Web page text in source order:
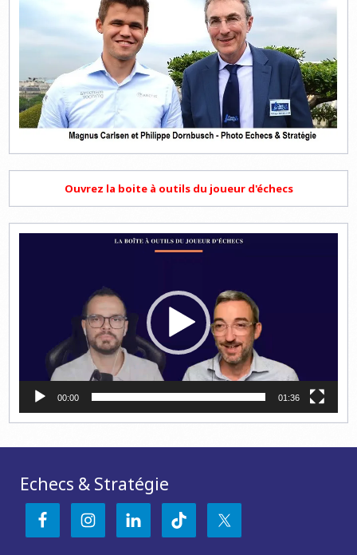
Ouvrez la boite à outils du joueur d'échecs
00:00 01:36
Echecs & Stratégie